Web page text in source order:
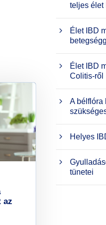
az
teljes élet
Élet IBD
Élet IBD
Colitis-ről
A bélflóra
Helyes
tünetei